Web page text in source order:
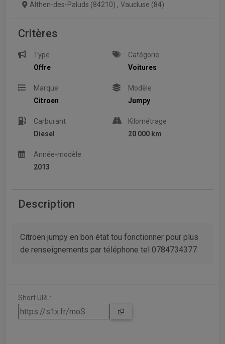
Althen-des-Paluds (84210) , Vaucluse (84)
Critères
Type
Offre
Catégorie
Voitures
Marque
Citroen
Modèle
Jumpy
Carburant
Diesel
Kilométrage
20 000 km
Année-modèle
2013
Description
Citroën jumpy en bon état tou fonctionner pour plus
de renseignements par téléphone tel 0784734377
Short URL: